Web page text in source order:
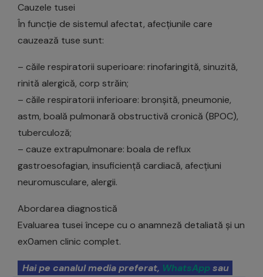
Cauzele tusei
În funcție de sistemul afectat, afecțiunile care
cauzează tuse sunt:
– căile respiratorii superioare: rinofaringită, sinuzită,
rinită alergică, corp străin;
– căile respiratorii inferioare: bronșită, pneumonie,
astm, boală pulmonară obstructivă cronică (BPOC),
tuberculoză;
– cauze extrapulmonare: boala de reflux
gastroesofagian, insuficiență cardiacă, afecțiuni
neuromusculare, alergii.
Abordarea diagnostică
Evaluarea tusei începe cu o anamneză detaliată și un
ex0amen clinic complet.
Hai pe canalul media preferat, WhatsAppsau